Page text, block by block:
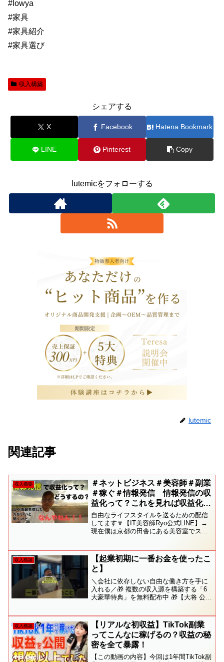
#lowya
#家具
#家具紹介
#家具選び
収入構築
シェアする
X Facebook Hatena Bookmark
LINE Pinterest Copy
lutemicをフォローする
lutemic
関連記事
収入構築
＃ネットビジネス＃美容師＃副業
＃稼ぐ＃情報発信 情報発信の収
益化って？これを見れば収益化の
意味がわかります！！
自由なライフスタイルを送るための配信
してます🔽【IT美容師Ryo公式LINE】→
現在僕は京都の田舎にある美容室でスタ
事だけをやりたい人生」をモットーに楽
しんでいま...
収入構築
【起業初期に一番お金を使ったこ
と】
＼会社に依存しない自由な働き方を手に
入れる／🎁 複数の収入源を構築する「6
大豪華特典」を無料配布中 🎁【大将 公式
／🎁 副収入を作るための 6大特典...
収入構築
【リアルな初収益】TikTok副業
ってこんなに稼げるの？収益の秘
密を全て暴露！
【この動画の内容】今回は1年間TikTok副